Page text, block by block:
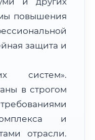
дней
повышения
защита и
систем».
в строгом
и
отрасли.